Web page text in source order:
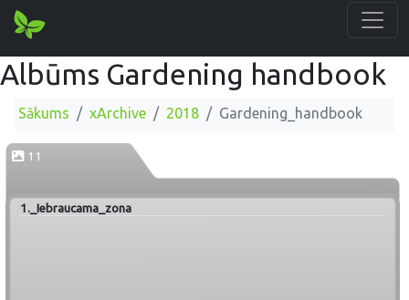
Albūms Gardening handbook
Sākums xArchive 2018 Gardening_handbook
11
1._Iebraucama_zona